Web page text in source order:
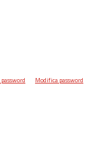
password Modifica password